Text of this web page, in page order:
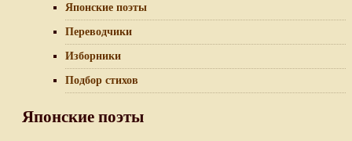
Японские поэты
Переводчики
Изборники
Подбор стихов
Японские поэты